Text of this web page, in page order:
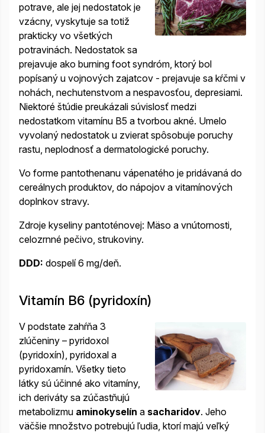
potrave, ale jej nedostatok je
vzácny, vyskytuje sa totiž
prakticky vo všetkých
potravinách. Nedostatok sa
prejavuje ako burning foot syndróm, ktorý bol
popísaný u vojnových zajatcov - prejavuje sa kŕčmi v
nohách, nechutenstvom a nespavosťou, depresiami.
Niektoré štúdie preukázali súvislosť medzi
nedostatkom vitamínu B5 a tvorbou akné. Umelo
vyvolaný nedostatok u zvierat spôsobuje poruchy
rastu, neplodnosť a dermatologické poruchy.
Vo forme pantothenanu vápenatého je pridávaná do
cereálnych produktov, do nápojov a vitamínových
doplnkov stravy.
Zdroje kyseliny pantoténovej: Mäso a vnútornosti,
celozrnné pečivo, strukoviny.
DDD: dospelí 6 mg/deň.
Vitamín B6 (pyridoxín)
V podstate zahŕňa 3
zlúčeniny – pyridoxol
(pyridoxín), pyridoxal a
pyridoxamín. Všetky tieto
látky sú účinné ako vitamíny,
ich deriváty sa zúčastňujú
metabolizmu aminokyselín a sacharidov. Jeho
väčšie množstvo potrebujú ľudia, ktorí majú veľký